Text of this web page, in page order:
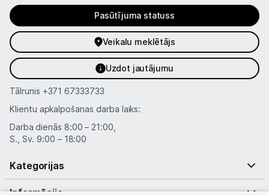
Pasūtījuma statuss
Veikalu meklētājs
Uzdot jautājumu
Tālrunis +371 67333733
Klientu apkalpošanas darba laiks:
Darba dienās 8:00 – 21:00,
S., Sv. 9:00 – 18:00
Kategorijas
Informācija